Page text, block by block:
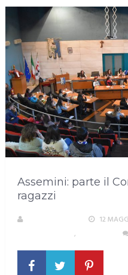
Assemini: parte il
ragazzi
12
,